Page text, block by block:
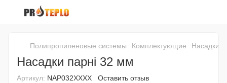
Полипропиленовые системы Комплектующие Насадки
Насадки парні 32 мм
Артикул: NAP032XXXX Оставить отзыв